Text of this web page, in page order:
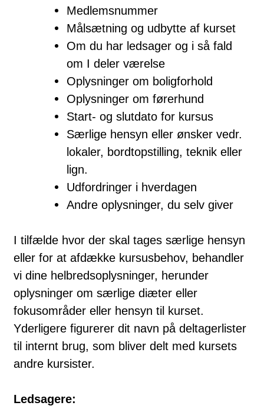
Medlemsnummer
Målsætning og udbytte af kurset
Om du har ledsager og i så fald
om I deler værelse
Oplysninger om boligforhold
Oplysninger om førerhund
Start- og slutdato for kursus
Særlige hensyn eller ønsker vedr.
lokaler, bordtopstilling, teknik eller
lign.
Udfordringer i hverdagen
Andre oplysninger, du selv giver
I tilfælde hvor der skal tages særlige hensyn
eller for at afdække kursusbehov, behandler
vi dine helbredsoplysninger, herunder
oplysninger om særlige diæter eller
fokusområder eller hensyn til kurset.
Yderligere figurerer dit navn på deltagerlister
til internt brug, som bliver delt med kursets
andre kursister.
Ledsagere: